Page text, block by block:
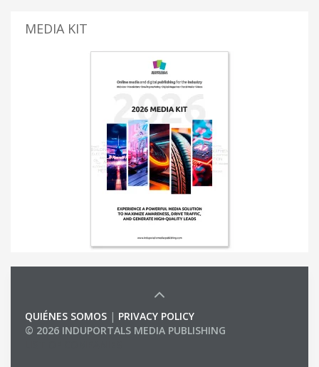
MEDIA KIT
QUIÉNES SOMOS | PRIVACY POLICY
© 2026 INDUPORTALS MEDIA PUBLISHING